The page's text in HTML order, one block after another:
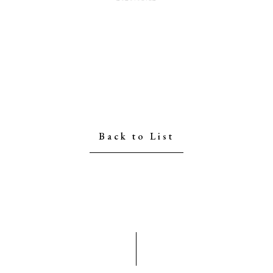
Back to List